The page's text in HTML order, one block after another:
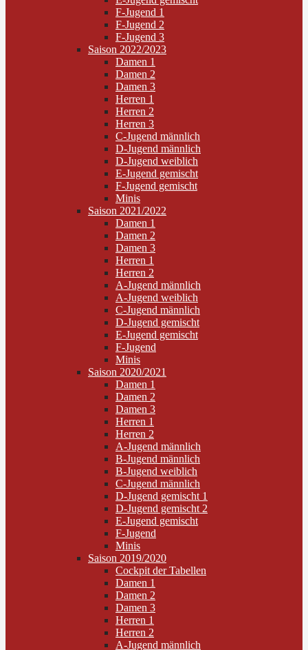
F-Jugend 1
F-Jugend 2
F-Jugend 3
Saison 2022/2023
Damen 1
Damen 2
Damen 3
Herren 1
Herren 2
Herren 3
C-Jugend männlich
D-Jugend männlich
D-Jugend weiblich
E-Jugend gemischt
F-Jugend gemischt
Minis
Saison 2021/2022
Damen 1
Damen 2
Damen 3
Herren 1
Herren 2
A-Jugend männlich
A-Jugend weiblich
C-Jugend männlich
D-Jugend gemischt
E-Jugend gemischt
F-Jugend
Minis
Saison 2020/2021
Damen 1
Damen 2
Damen 3
Herren 1
Herren 2
A-Jugend männlich
B-Jugend männlich
B-Jugend weiblich
C-Jugend männlich
D-Jugend gemischt 1
D-Jugend gemischt 2
E-Jugend gemischt
F-Jugend
Minis
Saison 2019/2020
Cockpit der Tabellen
Damen 1
Damen 2
Damen 3
Herren 1
Herren 2
A-Jugend männlich